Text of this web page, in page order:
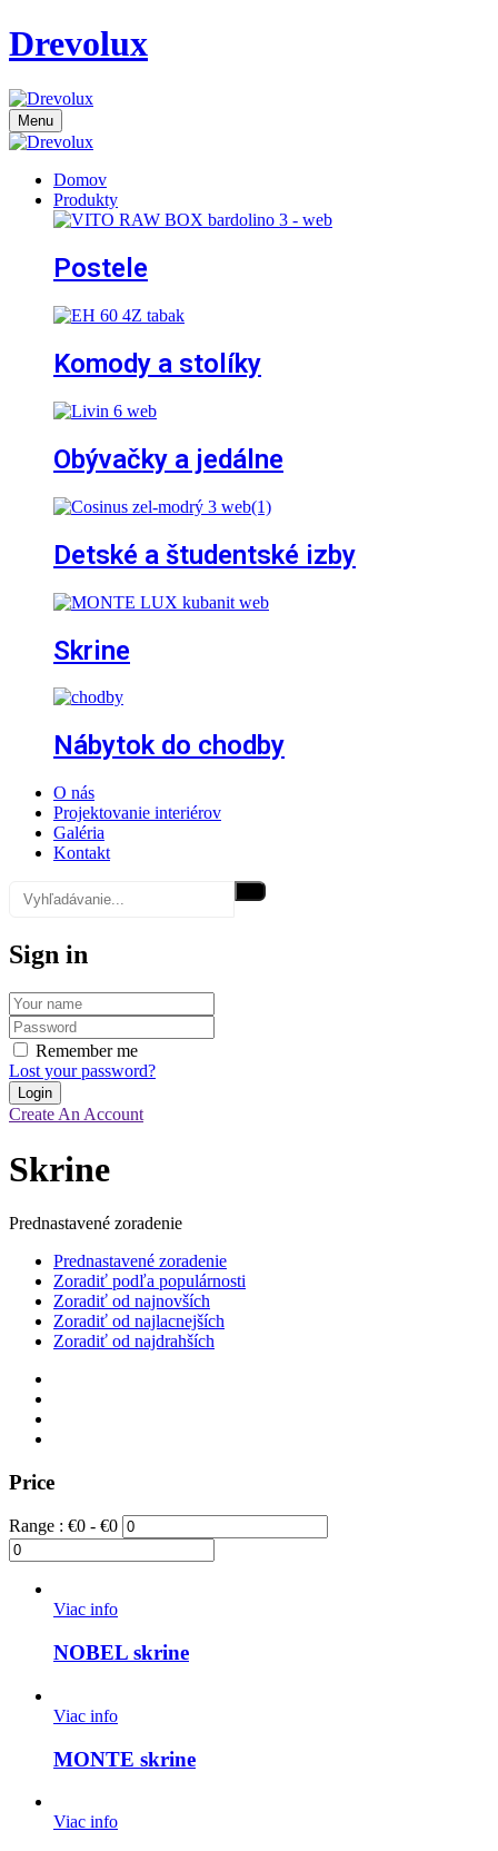
Drevolux
Menu
Domov
Produkty
Postele
Komody a stolíky
Obývačky a jedálne
Detské a študentské izby
Skrine
Nábytok do chodby
O nás
Projektovanie interiérov
Galéria
Kontakt
Sign in
Remember me
Lost your password?
Create An Account
Skrine
Prednastavené zoradenie
Prednastavené zoradenie
Zoradiť podľa populárnosti
Zoradiť od najnovších
Zoradiť od najlacnejších
Zoradiť od najdrahších
Price
Range : €0 - €0
Viac info
NOBEL skrine
Viac info
MONTE skrine
Viac info